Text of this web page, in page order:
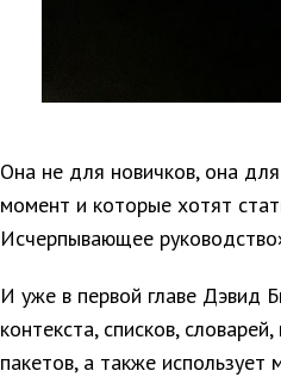
Она не для новичков, она
момент и которые хотят
Исчерпывающее
И уже в первой главе Дэвид
контекста, списков,
пакетов, а также